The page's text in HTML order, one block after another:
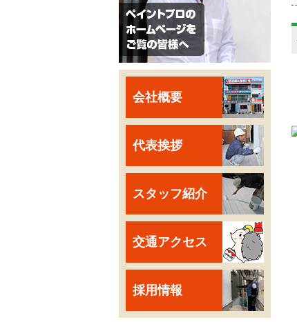
会社概要
代表挨拶
スタッフ紹介
交通アクセス
採用情報